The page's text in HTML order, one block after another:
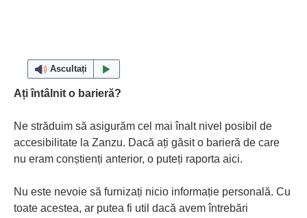
Ascultați
Ați întâlnit o barieră?
Ne străduim să asigurăm cel mai înalt nivel posibil de
accesibilitate la Zanzu. Dacă ați găsit o barieră de care
nu eram conștienți anterior, o puteți raporta aici.
Nu este nevoie să furnizați nicio informație personală. Cu
toate acestea, ar putea fi util dacă avem întrebări